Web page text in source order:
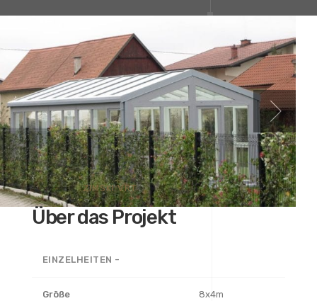
ZIMSKI VRT
Über das Projekt
EINZELHEITEN -
Größe 8x4m